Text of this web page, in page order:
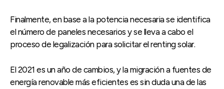
Finalmente, en base a la potencia necesaria se identifica
el número de paneles necesarios y se lleva a cabo el
proceso de legalización para solicitar el renting solar.
El 2021 es un año de cambios, y la migración a fuentes de
energía renovable más eficientes es sin duda una de las